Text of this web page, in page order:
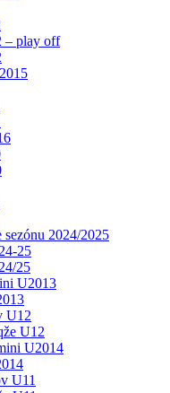
– play off
sezónu 2024/2025
25
25
U2013
U12
U12
U2014
U11